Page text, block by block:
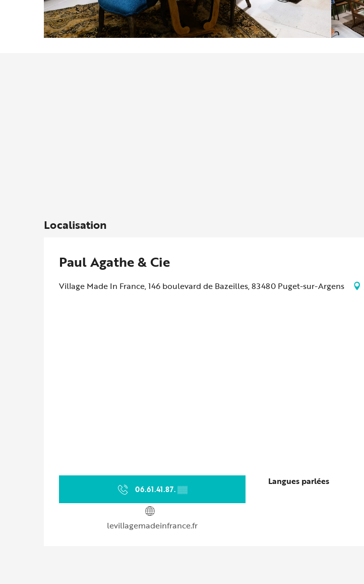
Localisation
Paul Agathe & Cie
Village Made In France, 146 boulevard de Bazeilles, 83480 Puget-sur-Argens
06.61.41.87.▒▒
levillagemadeinfrance.fr
Langues parlées
Langues parlées